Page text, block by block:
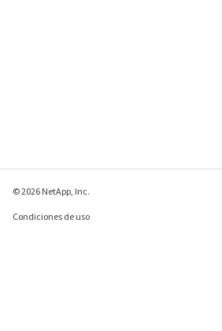
© 2026 NetApp, Inc.
Condiciones de uso